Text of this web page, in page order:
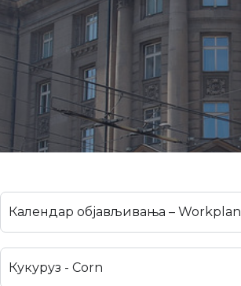
Календар објављивања – Workplan
Кукуруз - Corn